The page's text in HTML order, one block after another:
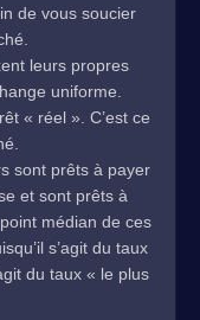
de vous soucier
leurs propres
uniforme.
« réel ». C’est ce
sont prêts à payer
et sont prêts à
médian de ces
s’agit du taux
du taux « le plus